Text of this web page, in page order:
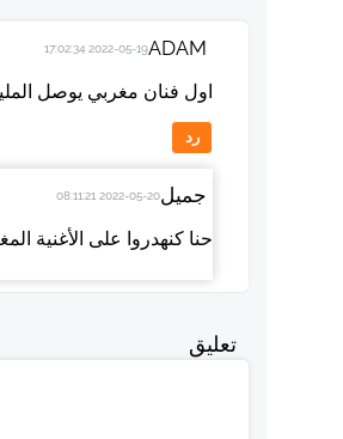
ADAM
2022-05-19 17:02:34
اول فنان مغربي يوصل
رد
جميل2022-05-20 08:11:21
حنا كنهدروا على الأغنية
تعليق